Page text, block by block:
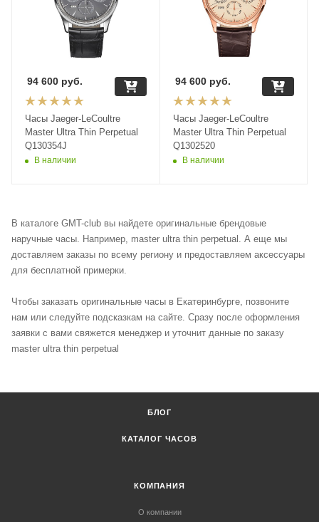
Часы Jaeger-LeCoultre
Master Ultra Thin Perpetual
Q130354J
В наличии
94 600 руб.
Часы Jaeger-LeCoultre
Master Ultra Thin Perpetual
Q1302520
В наличии
94 600руб.
В каталоге GMT-club вы найдете оригинальные брендовые
наручные часы. Например, master ultra thin perpetual. А еще мы
доставляем заказы по всему региону и предоставляем аксессуары
для бесплатной примерки.
Чтобы заказать оригинальные часы в Екатеринбурге, позвоните
нам или следуйте подсказкам на сайте. Сразу после оформления
заявки с вами свяжется менеджер и уточнит данные по заказу
master ultra thin perpetual
БЛОГ
КАТАЛОГ ЧАСОВ
КОМПАНИЯ
О компании